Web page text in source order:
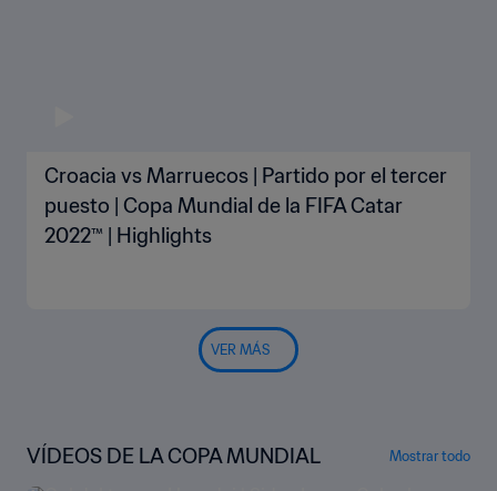
Croacia vs Marruecos | Partido por el tercer
puesto | Copa Mundial de la FIFA Catar
2022™ | Highlights
VER MÁS
VÍDEOS DE LA COPA MUNDIAL Mostrar todo